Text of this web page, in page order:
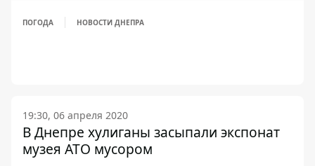
ПОГОДА НОВОСТИ ДНЕПРА
19:30, 06 апреля 2020
В Днепре хулиганы засыпали экспонат
музея АТО мусором